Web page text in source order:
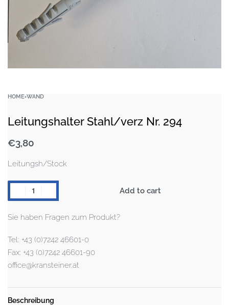
HOME›WAND
Leitungshalter Stahl/verz Nr. 294
€3,80
Leitungsh/Stock
Add to cart
Sie haben Fragen zum Produkt?
Tel: +43 (0)7242 46601-0
Fax: +43 (0)7242 46601-90
office@kransteiner.at
Beschreibung